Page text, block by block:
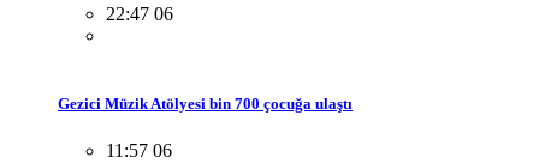
22:47 06
Gezici Müzik Atölyesi bin 700 çocuğa ulaştı
11:57 06